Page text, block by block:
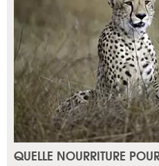
QUELLE NOURRITURE